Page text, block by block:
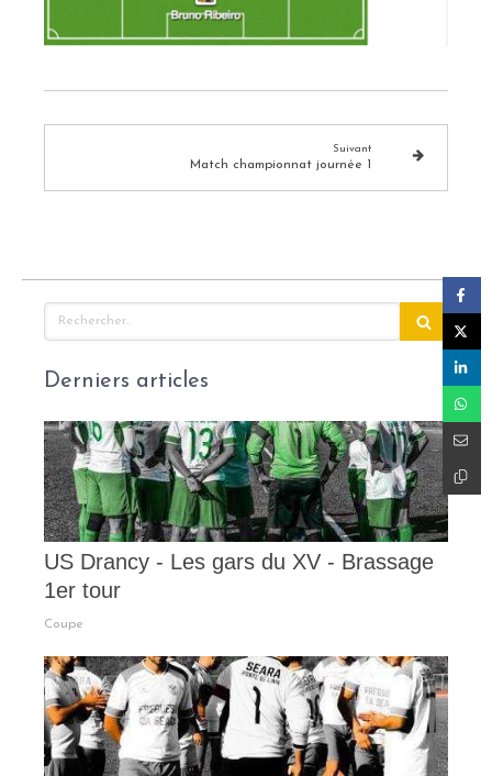
Suivant
Match championnat journée 1
Derniers articles
US Drancy - Les gars du XV - Brassage
1er tour
Coupe